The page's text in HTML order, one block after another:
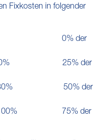
Fixkosten in folgender
40% 0% der
bis 60% 25% der
bis 80% 50% der
bis 100% 75% der